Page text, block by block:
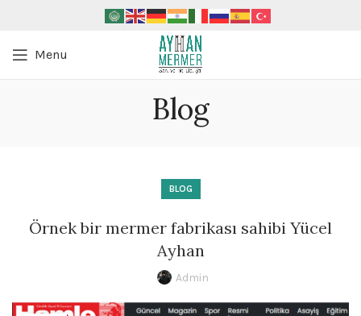
Menu
Blog
BLOG
Örnek bir mermer fabrikası sahibi Yücel
Ayhan
Admin